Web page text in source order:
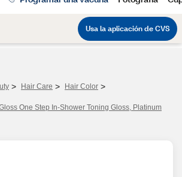
> Hair Care > Hair Color >
One Step In-Shower Toning Gloss, Platinum